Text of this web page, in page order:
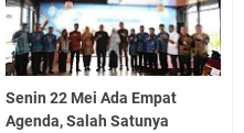
Senin 22 Mei Ada Empat
Agenda, Salah Satunya